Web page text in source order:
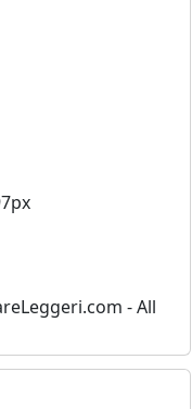
- All